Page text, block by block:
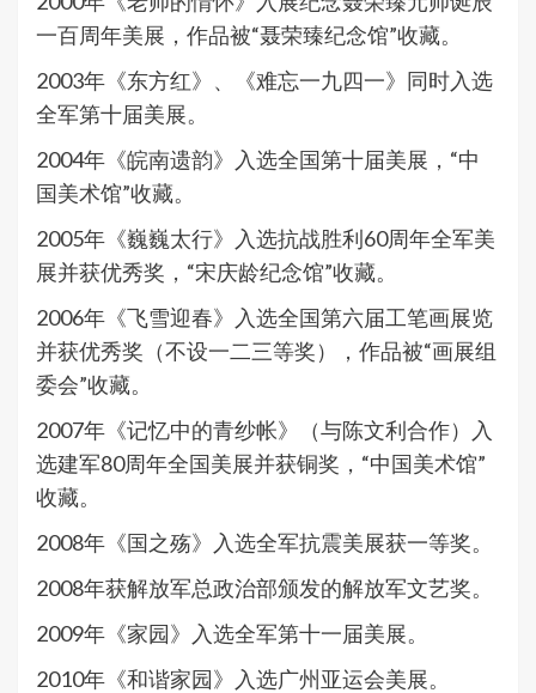
一百周年美展，作品被“聂荣臻纪念馆”收藏。
2003年《东方红》、《难忘一九四一》同时入选
全军第十届美展。
2004年《皖南遗韵》入选全国第十届美展，“中
国美术馆”收藏。
2005年《巍巍太行》入选抗战胜利60周年全军美
展并获优秀奖，“宋庆龄纪念馆”收藏。
2006年《飞雪迎春》入选全国第六届工笔画展览
并获优秀奖（不设一二三等奖），作品被“画展组
委会”收藏。
2007年《记忆中的青纱帐》（与陈文利合作）入
选建军80周年全国美展并获铜奖，“中国美术馆”
收藏。
2008年《国之殇》入选全军抗震美展获一等奖。
2008年获解放军总政治部颁发的解放军文艺奖。
2009年《家园》入选全军第十一届美展。
2010年《和谐家园》入选广州亚运会美展。